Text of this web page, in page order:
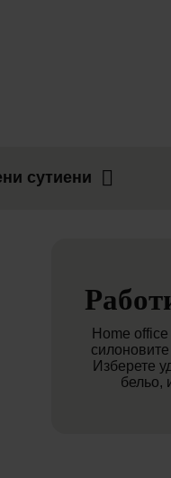
сутиени
Home
Изберете
бельо,